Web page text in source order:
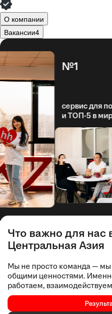
О компании
Вакансии4
№1
сервис для
и ТОП-5 в
Что важно для нас
Центральная Азия
Мы не просто команда —
общими ценностями.
работаем,